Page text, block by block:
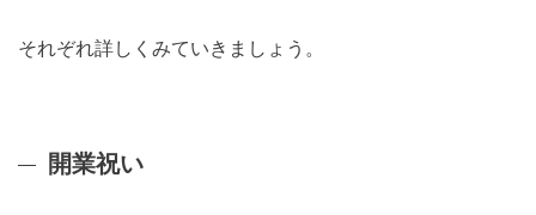
それぞれ詳しくみていきましょう。
開業祝い